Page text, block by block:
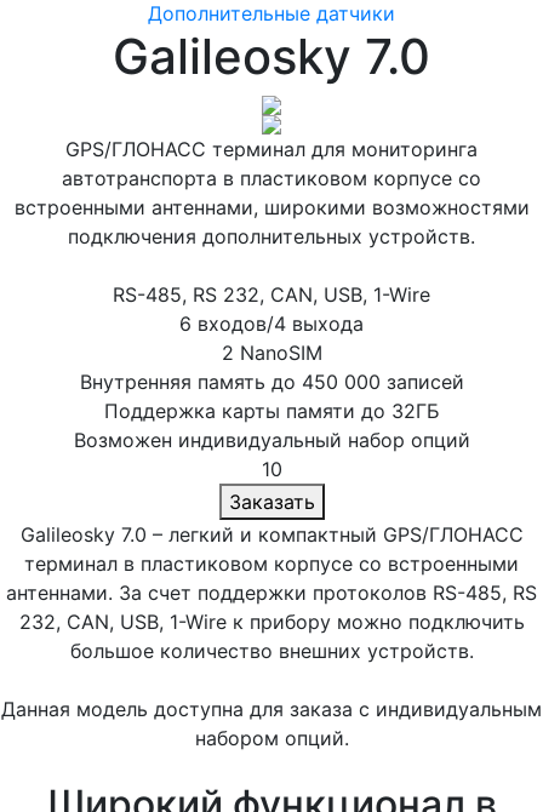
Дополнительные датчики
Galileosky 7.0
GPS/ГЛОНАСС терминал для мониторинга
автотранспорта в пластиковом корпусе со
встроенными антеннами, широкими возможностями
подключения дополнительных устройств.
RS-485, RS 232, CAN, USB, 1-Wire
6 входов/4 выхода
2 NanoSIM
Внутренняя память до 450 000 записей
Поддержка карты памяти до 32ГБ
Возможен индивидуальный набор опций
10
Заказать
Galileosky 7.0 – легкий и компактный GPS/ГЛОНАСС
терминал в пластиковом корпусе со встроенными
антеннами. За счет поддержки протоколов RS-485, RS
232, CAN, USB, 1-Wire к прибору можно подключить
большое количество внешних устройств.
Данная модель доступна для заказа с индивидуальным
набором опций.